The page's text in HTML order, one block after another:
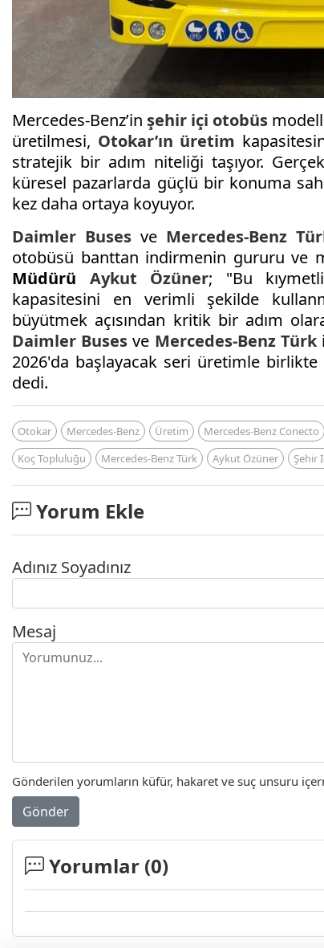
Mercedes-Benz’in şehir içi otobüs
üretilmesi, Otokar’ın üretim
stratejik bir adım niteliği taşıyor.
küresel pazarlarda güçlü bir konuma
kez daha ortaya koyuyor.
Daimler Buses ve Mercedes-Benz
otobüsü banttan indirmenin gururu ve
Müdürü Aykut Özüner; "Bu
kapasitesini en verimli şekilde
büyütmek açısından kritik bir adım
Daimler Buses ve Mercedes-Benz Türk
2026'da başlayacak seri üretimle
dedi.
Otokar Mercedes-Benz Üretim Mercedes-Benz Conecto
Koç Topluluğu
Mercedes-Benz Türk Aykut Özüner Şehir
Yorum Ekle
Adınız Soyadınız
Mesaj
Gönderilen yorumların küfür, hakaret ve suç unsuru
Gönder
Yorumlar (0)